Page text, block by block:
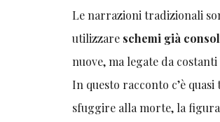
Le narrazioni tradizionali
utilizzare schemi già
nuove, ma legate da
In questo racconto c’è
sfuggire alla morte, la